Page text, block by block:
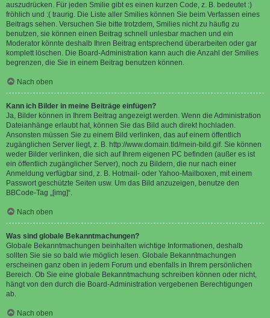
auszudrücken. Für jeden Smilie gibt es einen kurzen Code, z. B. bedeutet :)
fröhlich und :( traurig. Die Liste aller Smilies können Sie beim Verfassen eines
Beitrags sehen. Versuchen Sie bitte trotzdem, Smilies nicht zu häufig zu
benutzen, sie können einen Beitrag schnell unlesbar machen und ein
Moderator könnte deshalb Ihren Beitrag entsprechend überarbeiten oder gar
komplett löschen. Die Board-Administration kann auch die Anzahl der Smilies
begrenzen, die Sie in einem Beitrag benutzen können.
Nach oben
Kann ich Bilder in meine Beiträge einfügen?
Ja, Bilder können in Ihrem Beitrag angezeigt werden. Wenn die Administration
Dateianhänge erlaubt hat, können Sie das Bild auch direkt hochladen.
Ansonsten müssen Sie zu einem Bild verlinken, das auf einem öffentlich
zugänglichen Server liegt, z. B. http://www.domain.tld/mein-bild.gif. Sie können
weder Bilder verlinken, die sich auf Ihrem eigenen PC befinden (außer es ist
ein öffentlich zugänglicher Server), noch zu Bildern, die nur nach einer
Anmeldung verfügbar sind, z. B. Hotmail- oder Yahoo-Mailboxen, mit einem
Passwort geschützte Seiten usw. Um das Bild anzuzeigen, benutze den
BBCode-Tag „[img]“.
Nach oben
Was sind globale Bekanntmachungen?
Globale Bekanntmachungen beinhalten wichtige Informationen, deshalb
sollten Sie sie so bald wie möglich lesen. Globale Bekanntmachungen
erscheinen ganz oben in jedem Forum und ebenfalls in Ihrem persönlichen
Bereich. Ob Sie eine globale Bekanntmachung schreiben können oder nicht,
hängt von den durch die Board-Administration vergebenen Berechtigungen
ab.
Nach oben